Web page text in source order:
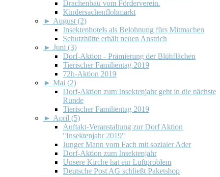
Drachenbau vom Förderverein.
Kindersachenflohmarkt
► August (2)
Insektenhotels als Belohnung fürs Mitmachen
Schutzhütte erhält neuen Anstrich
► Juni (3)
Dorf-Aktion - Prämierung der Blühflächen
Tierischer Familientag 2019
72h-Aktion 2019
► Mai (2)
Dorf-Aktion zum Insektenjahr geht in die nächste
Runde
Tierischer Familientag 2019
► April (5)
Auftakt-Veranstaltung zur Dorf Aktion
"Insektenjahr 2019"
Junger Mann vom Fach mit sozialer Ader
Dorf-Aktion zum Insektenjahr
Unsere Kirche hat ein Luftproblem
Deutsche Post AG schließt Paketshop